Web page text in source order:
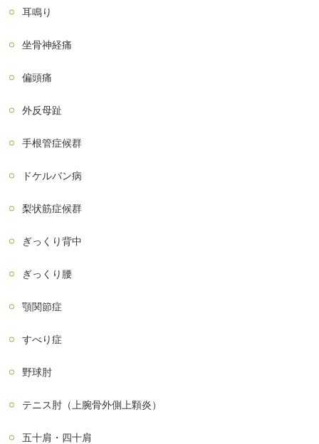
耳鳴り
坐骨神経痛
偏頭痛
外反母趾
手根管症候群
ドケルバン病
梨状筋症候群
ぎっくり背中
ぎっくり腰
顎関節症
すべり症
野球肘
テニス肘（上腕骨外側上顆炎）
五十肩・四十肩